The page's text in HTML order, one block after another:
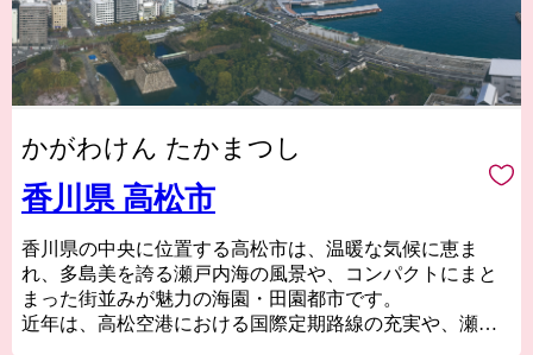
かがわけん たかまつし
香川県 高松市
香川県の中央に位置する高松市は、温暖な気候に恵ま
れ、多島美を誇る瀬戸内海の風景や、コンパクトにまと
まった街並みが魅力の海園・田園都市です。
近年は、高松空港における国際定期路線の充実や、瀬戸